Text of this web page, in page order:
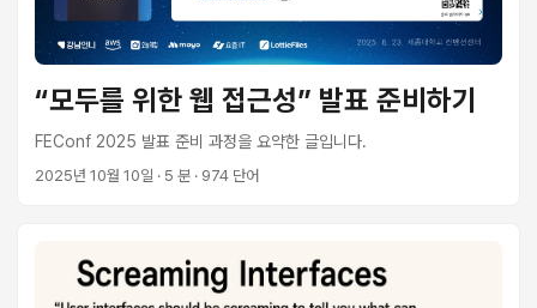
“모두를 위한 웹 접근성” 발표 준비하기
FEConf 2025 발표 준비 과정을 요약한 글입니다.
2025년 10월 10일 · 5 분 · 974 단어